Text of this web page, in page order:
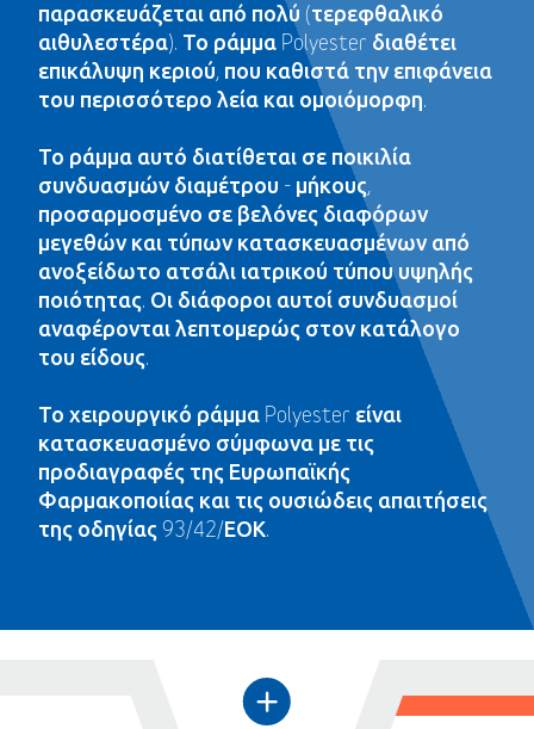
παρασκευάζεται από πολύ (τερεφθαλικό
αιθυλεστέρα). Το ράμμα Polyester διαθέτει
επικάλυψη κεριού, που καθιστά την επιφάνεια
του περισσότερο λεία και ομοιόμορφη.
Το ράμμα αυτό διατίθεται σε ποικιλία
συνδυασμών διαμέτρου - μήκους,
προσαρμοσμένο σε βελόνες διαφόρων
μεγεθών και τύπων κατασκευασμένων από
ανοξείδωτο ατσάλι ιατρικού τύπου υψηλής
ποιότητας. Οι διάφοροι αυτοί συνδυασμοί
αναφέρονται λεπτομερώς στον κατάλογο
του είδους.
Το χειρουργικό ράμμα Polyester είναι
κατασκευασμένο σύμφωνα με τις
προδιαγραφές της Ευρωπαϊκής
Φαρμακοποιίας και τις ουσιώδεις απαιτήσεις
της οδηγίας 93/42/ΕΟΚ.
←
+